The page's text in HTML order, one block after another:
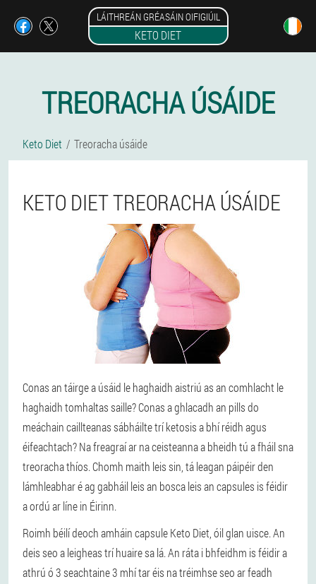
LÁITHREÁN GRÉASÁIN OIFIGIÚIL
KETO DIET
TREORACHA ÚSÁIDE
Keto Diet Treoracha úsáide
KETO DIET TREORACHA ÚSÁIDE
Conas an táirge a úsáid le haghaidh aistriú as an comhlacht le
haghaidh tomhaltas saille? Conas a ghlacadh an pills do
meáchain caillteanas sábháilte trí ketosis a bhí réidh agus
éifeachtach? Na freagraí ar na ceisteanna a bheidh tú a fháil sna
treoracha thíos. Chomh maith leis sin, tá leagan páipéir den
lámhleabhar é ag gabháil leis an bosca leis an capsules is féidir
a ordú ar líne in Éirinn.
Roimh béilí deoch amháin capsule Keto Diet, óil glan uisce. An
deis seo a leigheas trí huaire sa lá. An ráta i bhfeidhm is féidir a
athrú ó 3 seachtaine 3 mhí tar éis na tréimhse seo ar feadh